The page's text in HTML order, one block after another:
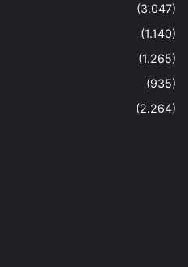
(3.047)
(1.140)
(1.265)
(935)
(2.264)